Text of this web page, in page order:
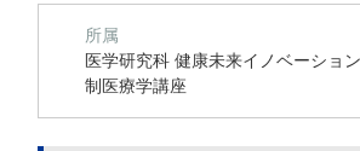
所属
医学研究科 健康未来イノベーショ
制医療学講座